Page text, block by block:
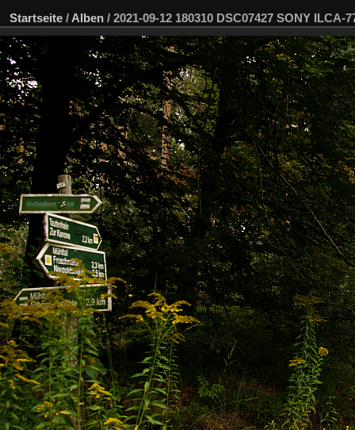
Startseite / Alben / 2021-09-12 180310 DSC07427 SONY ILCA-